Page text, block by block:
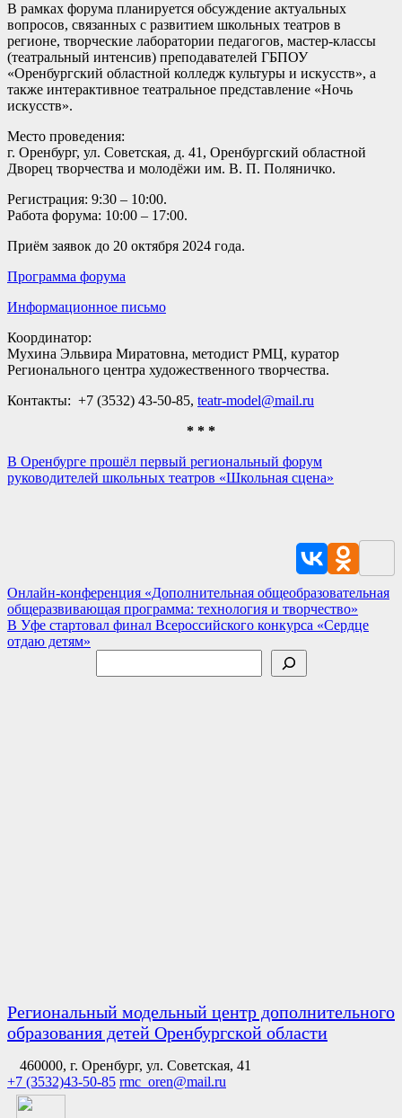
В рамках форума планируется обсуждение актуальных
вопросов, связанных с развитием школьных театров в
регионе, творческие лаборатории педагогов, мастер-классы
(театральный интенсив) преподавателей ГБПОУ
«Оренбургский областной колледж культуры и искусств», а
также интерактивное театральное представление «Ночь
искусств».
Место проведения:
г. Оренбург, ул. Советская, д. 41, Оренбургский областной
Дворец творчества и молодёжи им. В. П. Поляничко.
Регистрация: 9:30 – 10:00.
Работа форума: 10:00 – 17:00.
Приём заявок до 20 октября 2024 года.
Программа форума
Информационное письмо
Координатор:
Мухина Эльвира Миратовна, методист РМЦ, куратор
Регионального центра художественного творчества.
Контакты: +7 (3532) 43-50-85, teatr-model@mail.ru
* * *
В Оренбурге прошёл первый региональный форум
руководителей школьных театров «Школьная сцена»
Навигация
по
записям
Онлайн-конференция «Дополнительная общеобразовательная
общеразвивающая программа: технология и творчество»
В Уфе стартовал финал Всероссийского конкурса «Сердце
отдаю детям»
Региональный модельный центр дополнительного
образования детей Оренбургской области
460000, г. Оренбург, ул. Советская, 41
+7 (3532)43-50-85 rmc_oren@mail.ru